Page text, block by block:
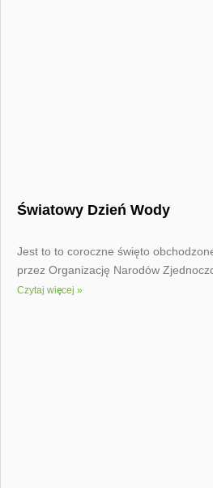
Światowy Dzień Wody
Jest to to coroczne święto
przez Organizację Narodów
Czytaj więcej »